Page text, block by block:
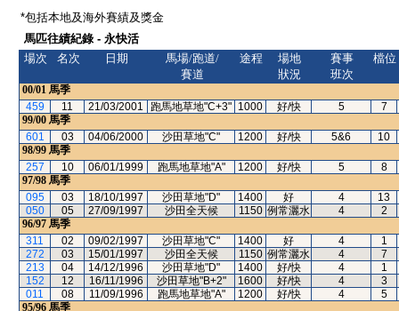
*包括本地及海外賽績及獎金
馬匹往績紀錄 - 永快活
場次
名次 日期
馬場/跑道/
賽道
途程
場地
狀況
賽事
班次
檔位
00/01 馬季
459
11 21/03/2001 跑馬地草地"C+3" 1000 好/快 5
7
99/00 馬季
601
03 04/06/2000 沙田草地"C" 1200 好/快 5&6
10
98/99 馬季
257
10 06/01/1999 跑馬地草地"A" 1200 好/快 5
8
97/98 馬季
095
03 18/10/1997 沙田草地"D" 1400 好 4
13
050
05 27/09/1997 沙田全天候 1150 例常灑水 4
2
96/97 馬季
311
02 09/02/1997 沙田草地"C" 1400 好 4
1
272
03 15/01/1997 沙田全天候 1150 例常灑水 4
7
213
04 14/12/1996 沙田草地"D" 1400 好/快 4
1
152
12 16/11/1996 沙田草地"B+2" 1600 好/快 4
3
011
08 11/09/1996 跑馬地草地"A" 1200 好/快 4
5
95/96 馬季